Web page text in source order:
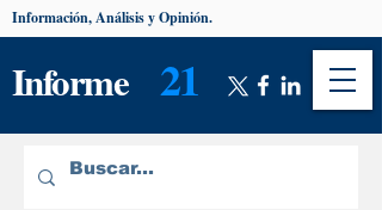
Informe 21
Información, Análisis y Opinión.